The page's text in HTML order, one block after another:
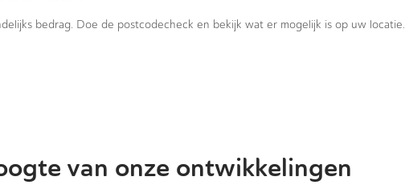
bedrag. Doe de postcodecheck en bekijk wat er mogelijk is op uw locatie.
van onze ontwikkelingen